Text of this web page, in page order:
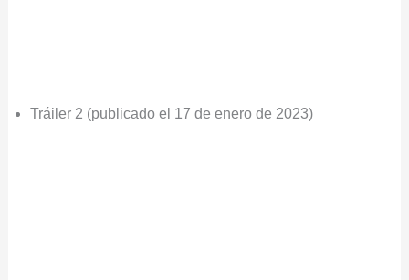
Tráiler 2 (publicado el 17 de enero de 2023)